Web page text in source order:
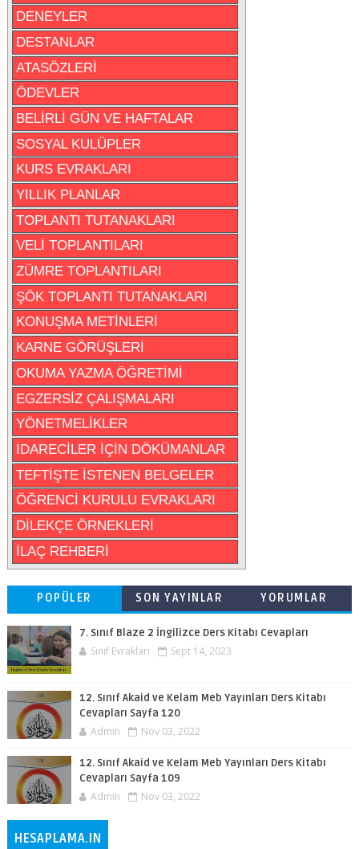
DENEYLER
DESTANLAR
ATASÖZLERİ
ÖDEVLER
BELİRLİ GÜN VE HAFTALAR
SOSYAL KULÜPLER
KURS EVRAKLARI
YILLIK PLANLAR
TOPLANTI TUTANAKLARI
VELİ TOPLANTILARI
ZÜMRE TOPLANTILARI
ŞÖK TOPLANTI TUTANAKLARI
KONUŞMA METİNLERİ
KARNE GÖRÜŞLERİ
OKUMA YAZMA ÖĞRETİMİ
EGZERSİZ ÇALIŞMALARI
YÖNETMELİKLER
İDARECİLER İÇİN DÖKÜMANLAR
TEFTİŞTE İSTENEN BELGELER
ÖĞRENCİ KURULU EVRAKLARI
DİLEKÇE ÖRNEKLERİ
İLAÇ REHBERİ
POPÜLER SON YAYINLAR YORUMLAR
7. Sınıf Blaze 2 İngilizce Ders Kitabı Cevapları
Sınıf Evrakları Sept 14, 2023
12. Sınıf Akaid ve Kelam Meb Yayınları Ders Kitabı
Cevapları Sayfa 120
Admin Nov 03, 2022
12. Sınıf Akaid ve Kelam Meb Yayınları Ders Kitabı
Cevapları Sayfa 109
Admin Nov 03, 2022
HESAPLAMA.IN